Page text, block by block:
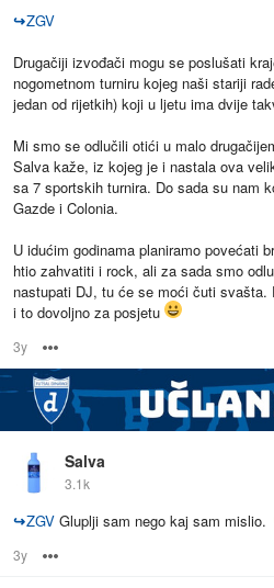
↪ZGV
Drugačiji izvođači mogu se poslušati
nogometnom turniru kojeg naši stariji
jedan od rijetkih) koji u ljetu ima dvije
Mi smo se odlučili otići u malo
Salva kaže, iz kojeg je i nastala ova
sa 7 sportskih turnira. Do sada su nam
Gazde i Colonia.
U idućim godinama planiramo povećati
htio zahvatiti i rock, ali za sada smo
nastupati DJ, tu će se moći čuti svašta.
i to dovoljno za posjetu
3y
Salva
3.1k
↪ZGV Gluplji sam nego kaj sam mislio.
3y